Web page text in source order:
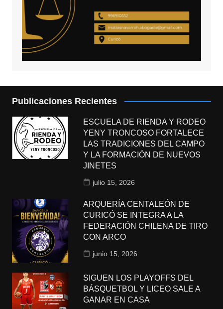
Publicaciones Recientes
ESCUELA DE RIENDA Y RODEO
YENY TRONCOSO FORTALECE
LAS TRADICIONES DEL CAMPO
Y LA FORMACIÓN DE NUEVOS
JINETES
julio 15, 2026
ARQUERÍA CENTALEÓN DE
CURICÓ SE INTEGRA A LA
FEDERACIÓN CHILENA DE TIRO
CON ARCO
junio 15, 2026
SIGUEN LOS PLAYOFFS DEL
BÁSQUETBOL Y LICEO SALE A
GANAR EN CASA